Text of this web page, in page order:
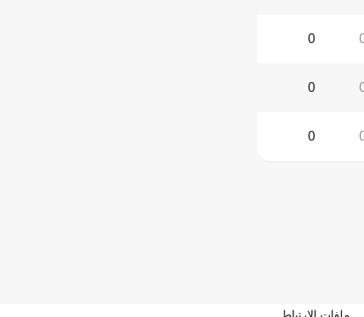
0
0
0
ملفات الارتباط